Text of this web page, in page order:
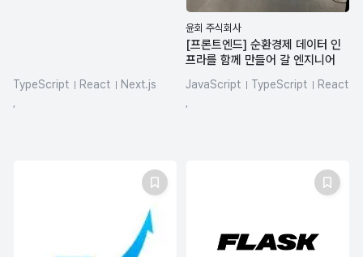
TypeScript React
Next.js
윤회 주식회사
[프론트엔드] 순환경제 데이터 인
프라를 함께 만들어 갈 엔지니어
JavaScript TypeScript
React